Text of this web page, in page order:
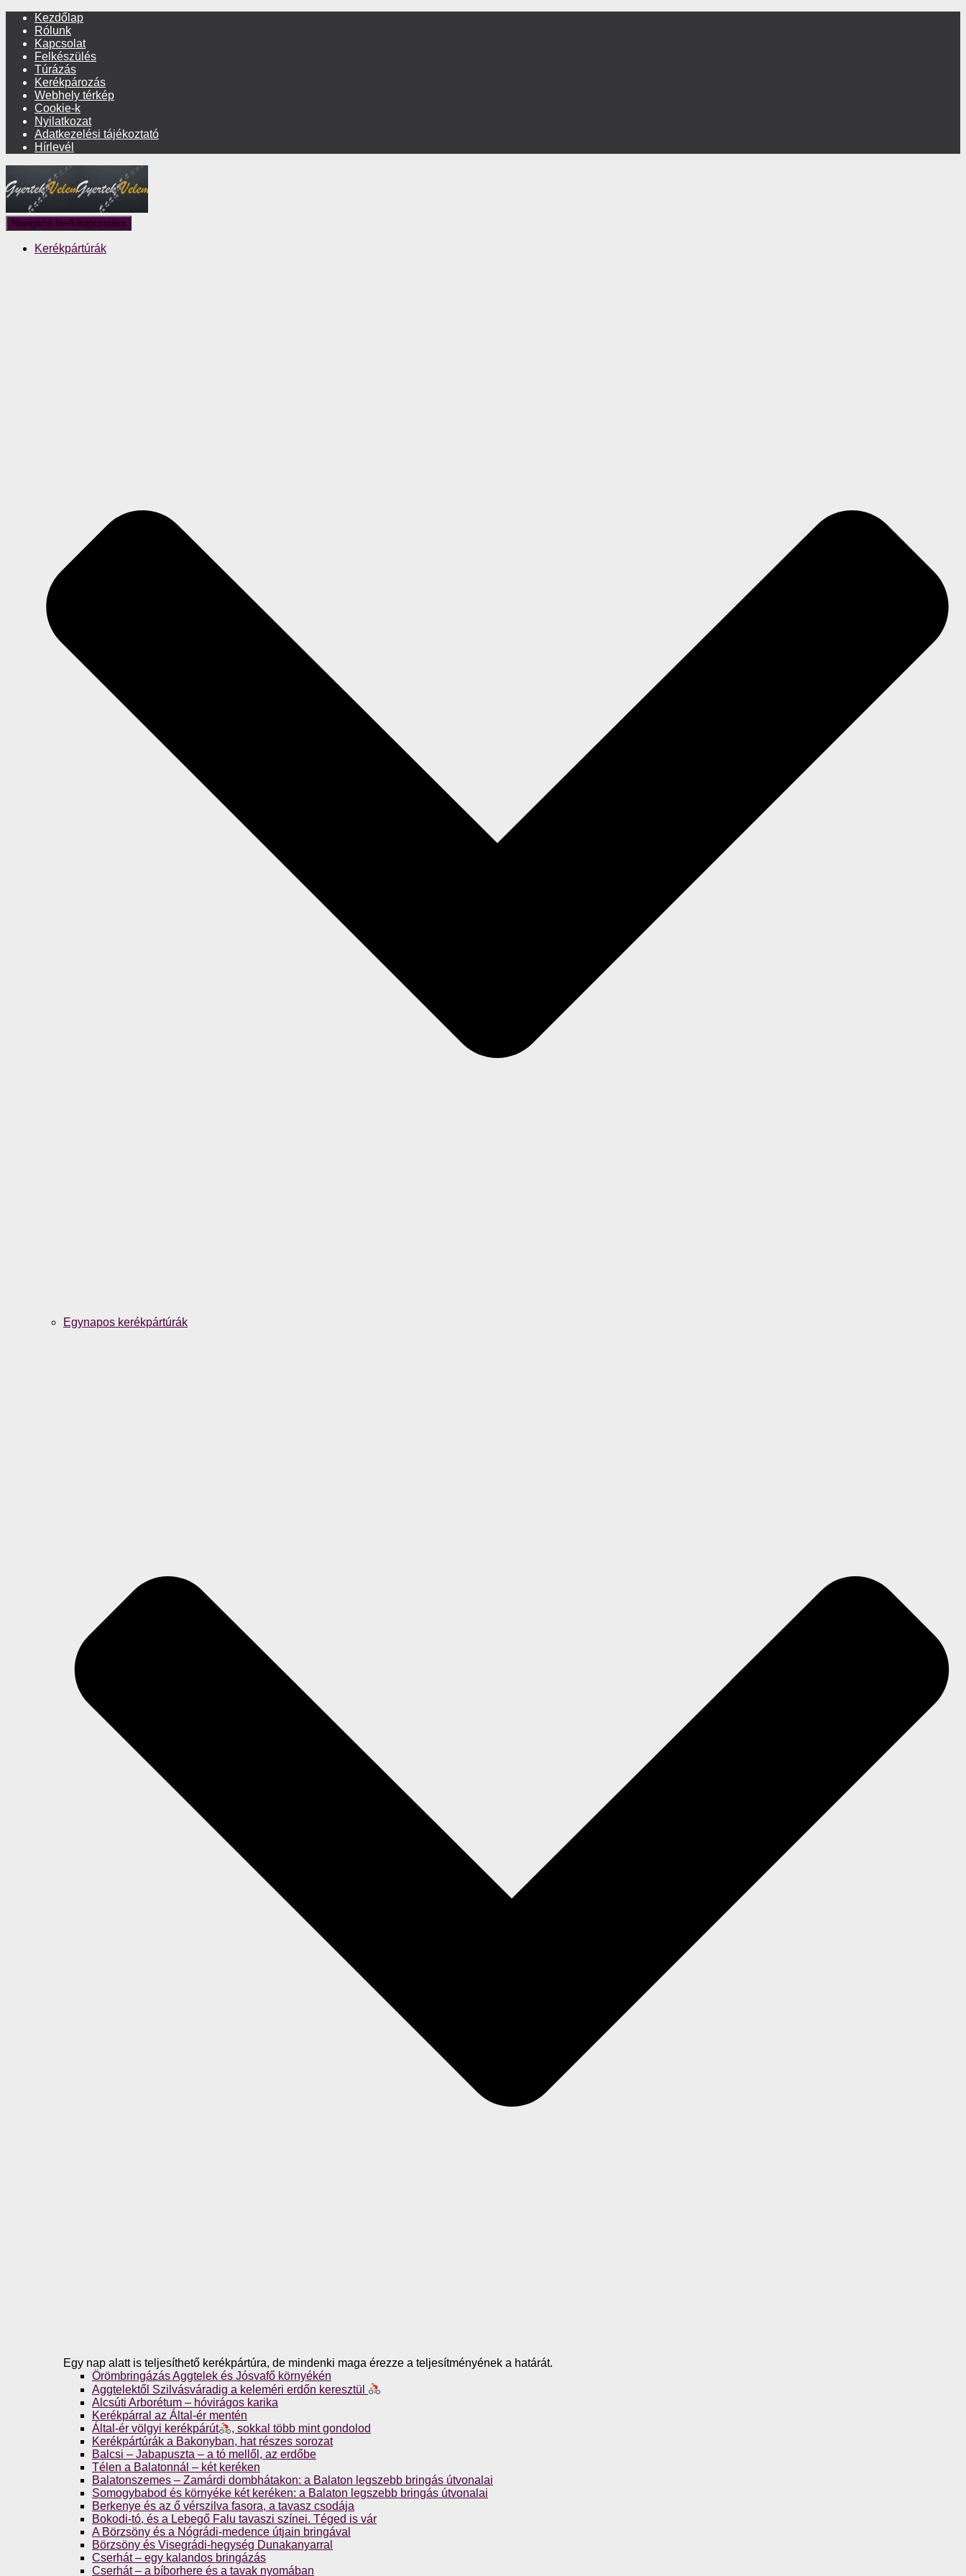
Kezdőlap
Rólunk
Kapcsolat
Felkészülés
Túrázás
Kerékpározás
Webhely térkép
Cookie-k
Nyilatkozat
Adatkezelési tájékoztató
Hírlevél
Navigáció be-/kikapcsolása
Kerékpártúrák
Egynapos kerékpártúrák
Egy nap alatt is teljesíthető kerékpártúra, de mindenki maga érezze a teljesítményének a határát.
Örömbringázás Aggtelek és Jósvafő környékén
Aggtelektől Szilvásváradig a keleméri erdőn keresztül
Alcsúti Arborétum – hóvirágos karika
Kerékpárral az Által-ér mentén
Által-ér völgyi kerékpárút
, sokkal több mint gondolod
Kerékpártúrák a Bakonyban, hat részes sorozat
Balcsi – Jabapuszta – a tó mellől, az erdőbe
Télen a Balatonnál – két keréken
Balatonszemes – Zamárdi dombhátakon: a Balaton legszebb bringás útvonalai
Somogybabod és környéke két keréken: a Balaton legszebb bringás útvonalai
Berkenye és az ő vérszilva fasora, a tavasz csodája
Bokodi-tó, és a Lebegő Falu tavaszi színei. Téged is vár
A Börzsöny és a Nógrádi-medence útjain bringával
Börzsöny és Visegrádi-hegység Dunakanyarral
Cserhát – egy kalandos bringázás
Cserhát – a bíborhere és a tavak nyomában